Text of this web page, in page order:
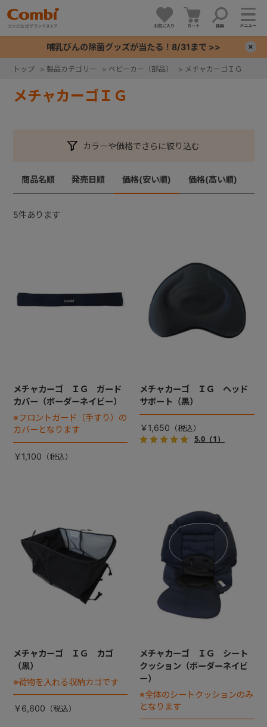
お気に入り カート 検索 メニュー
哺乳びんの除菌グッズが当たる！8/31まで >>
トップ > 製品カテゴリー > ベビーカー（部品） > メチャカーゴＩＧ
メチャカーゴＩＧ
カラーや価格でさらに絞り込む
商品名順 発売日順 価格(安い順) 価格(高い順)
5件あります
メチャカーゴ ＩＧ ガード
カバー（ボーダーネイビー）
※フロントガード（手すり）の
カバーとなります
￥1,100
メチャカーゴ ＩＧ ヘッド
サポート（黒）
￥1,650
5.0（1）
メチャカーゴ ＩＧ カゴ
（黒）
※荷物を入れる収納カゴです
￥6,600
メチャカーゴ ＩＧ シート
クッション（ボーダーネイビ
ー）
※全体のシートクッションのみ
となります